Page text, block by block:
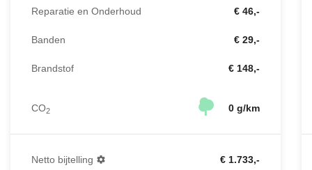
Reparatie en Onderhoud € 46,-
Banden € 29,-
Brandstof € 148,-
CO2 0 g/km
Netto bijtelling € 1.733,-